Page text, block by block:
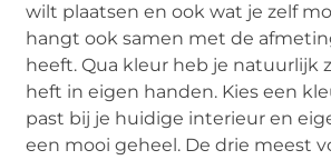
wilt plaatsen en ook wat je zelf
hangt ook samen met de
heeft. Qua kleur heb je natuurlijk
heft in eigen handen. Kies een
past bij je huidige interieur en
een mooi geheel. De drie meest